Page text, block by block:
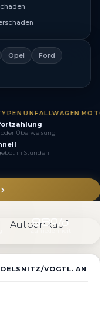
Opel
Ford
·UNFALLWAGEN·
oder Überweisung
in Stunden
98%
Zufriedenheit
VOGTL. AN